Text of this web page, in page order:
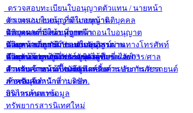
ตรวจสอบทะเบียนใบอนุญาตตัวแทน / นายหน้า
ตัวแทน/นายหน้า ที่มีใบอนุญาต
ตัวแทน/นายหน้า ที่ถูกเพิกถอนใบอนุญาต
ตัวแทน/นายหน้า ขายกรมธรรม์ผ่านทางโทรศัพท์
ตัวแทน/นายหน้า ขายยูนิเวอร์แซลไลฟ์
ตัวแทน/นายหน้า ขายยูนิตส์ลิ้งค์
ตรวจสอบใบอนุญาตนายหน้านิติบุคคล
นิติบุคคลที่มีใบอนุญาต
นิติบุคคลที่ถูกเพิกถอนใบอนุญาต
นิติบุคคลขายยูนิเวอร์แซลไลฟ์
ตรวจผลการสอบนายหน้า
นายหน้าประกันภัยแบบกลุ่ม
นายหน้าประกันภัยรายบุคคล
ค้นหากรมธรรม์ประกันภัยอิสรภาพ
สำหรับเจ้าหน้าที่พนักงานสอบสวน/อัยการ/ศาล
สำหรับเจ้าหน้าที่ / บริษัท
ค้นหาข้อมูลการประกันตัวผู้ขับขี่ ร.ย. 03
สำหรับเจ้าหน้าที่พนักงานสอบสวน/อัยการ/ศาล
สำหรับเจ้าหน้าที่ / บริษัท
ตารางคำนวณเบื้องต้นสำหรับการประกันภัยรถยนต์
ภาคบังคับ
สินไหมทดแทน
ห้องสมุดสำนักงาน คปภ.
บริการค้นหาข้อมูล
ทรัพยากรสารนิเทศใหม่